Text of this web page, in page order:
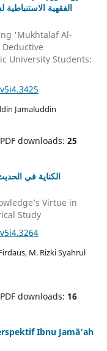
الفقهية
'Mukhtalaf Al-
University Students:
Jamaluddin
PDF downloads:25
الكناية في
Virtue in
Study
M. Rizki Syahrul
PDF downloads:16
Ibnu Jamā’ah